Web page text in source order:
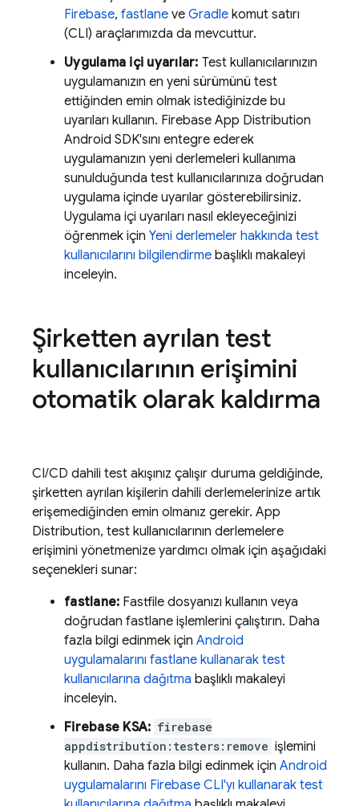
Firebase, fastlane ve Gradle komut satırı
(CLI) araçlarımızda da mevcuttur.
Uygulama içi uyarılar: Test kullanıcılarınızın
uygulamanızın en yeni sürümünü test
ettiğinden emin olmak istediğinizde bu
uyarıları kullanın. Firebase App Distribution
Android SDK'sını entegre ederek
uygulamanızın yeni derlemeleri kullanıma
sunulduğunda test kullanıcılarınıza doğrudan
uygulama içinde uyarılar gösterebilirsiniz.
Uygulama içi uyarıları nasıl ekleyeceğinizi
öğrenmek için Yeni derlemeler hakkında test
kullanıcılarını bilgilendirme başlıklı makaleyi
inceleyin.
Şirketten ayrılan test
kullanıcılarının erişimini
otomatik olarak kaldırma
CI/CD dahili test akışınız çalışır duruma geldiğinde,
şirketten ayrılan kişilerin dahili derlemelerinize artık
erişemediğinden emin olmanız gerekir. App
Distribution, test kullanıcılarının derlemelere
erişimini yönetmenize yardımcı olmak için aşağıdaki
seçenekleri sunar:
fastlane: Fastfile dosyanızı kullanın veya
doğrudan fastlane işlemlerini çalıştırın. Daha
fazla bilgi edinmek için Android
uygulamalarını fastlane kullanarak test
kullanıcılarına dağıtma başlıklı makaleyi
inceleyin.
Firebase KSA: firebase
appdistribution:testers:remove işlemini
kullanın. Daha fazla bilgi edinmek için Android
uygulamalarını Firebase CLI'yı kullanarak test